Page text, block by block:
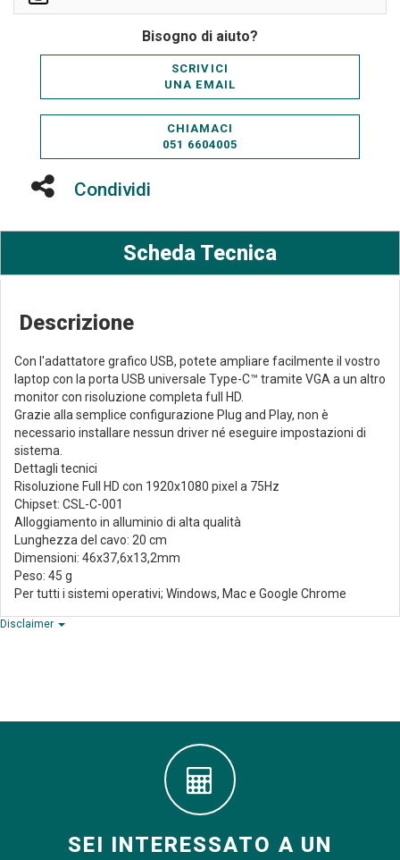
Bisogno di aiuto?
SCRIVICI
UNA EMAIL
CHIAMACI
051 6604005
Condividi
Scheda Tecnica
Descrizione
Con l'adattatore grafico USB, potete ampliare facilmente il vostro
laptop con la porta USB universale Type-C™ tramite VGA a un altro
monitor con risoluzione completa full HD.
Grazie alla semplice configurazione Plug and Play, non è
necessario installare nessun driver né eseguire impostazioni di
sistema.
Dettagli tecnici
Risoluzione Full HD con 1920x1080 pixel a 75Hz
Chipset: CSL-C-001
Alloggiamento in alluminio di alta qualità
Lunghezza del cavo: 20 cm
Dimensioni: 46x37,6x13,2mm
Peso: 45 g
Per tutti i sistemi operativi; Windows, Mac e Google Chrome
Disclaimer
SEI INTERESSATO A UN